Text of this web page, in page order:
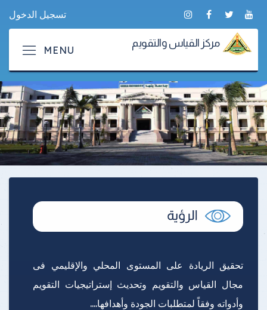
تسجيل الدخول
مركز القياس والتقويم
تحقيق الريادة على المستوى المحلي والإقليمي فى
مجال القياس والتقويم وتحديث إستراتيجيات التقويم
وأدواته وفقاً لمتطلبات الجودة وأهدافها....